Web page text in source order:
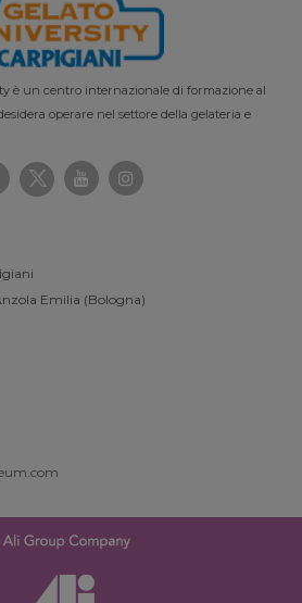
è un centro internazionale di formazione al
operare nel settore della gelateria e
Emilia (Bologna)